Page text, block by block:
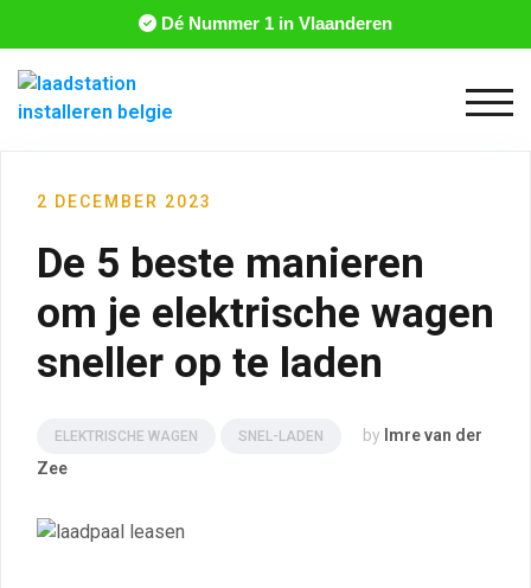
Dé Nummer 1 in Vlaanderen
2 DECEMBER 2023
De 5 beste manieren
om je elektrische wagen
sneller op te laden
ELEKTRISCHE WAGEN SNEL-LADEN by Imre van der
Zee